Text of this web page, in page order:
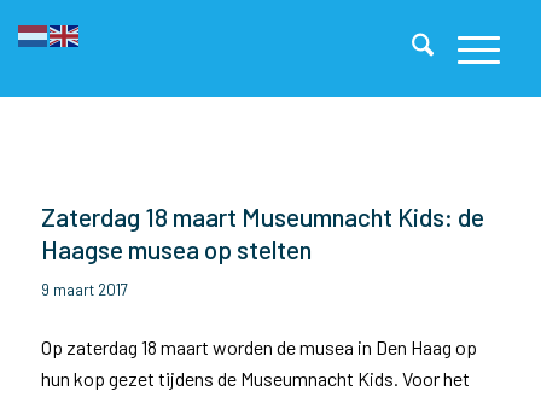
Zaterdag 18 maart Museumnacht Kids: de
Haagse musea op stelten
9 maart 2017
Op zaterdag 18 maart worden de musea in Den Haag op
hun kop gezet tijdens de Museumnacht Kids. Voor het